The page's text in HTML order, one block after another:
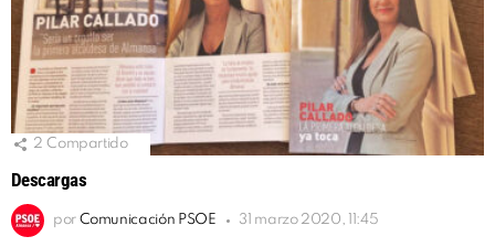
2 Compartido
Descargas
por Comunicación PSOE 31 marzo 2020, 11:45